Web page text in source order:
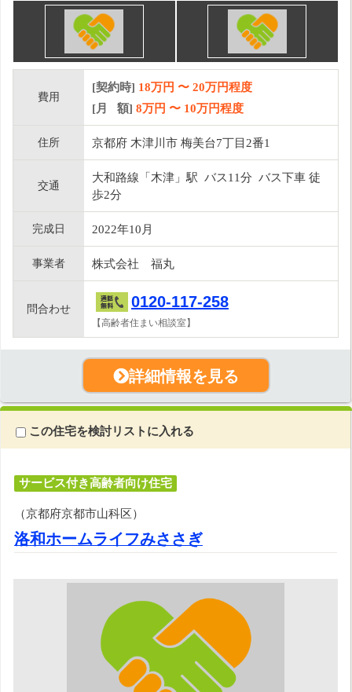
費用
[契約時] 18万円 〜 20万円程度
[月 額] 8万円 〜 10万円程度
住所 京都府 木津川市 梅美台7丁目2番1
交通
大和路線「木津」駅 バス11分 バス下車 徒
歩2分
完成日 2022年10月
事業者 株式会社 福丸
問合わせ 0120-117-258
【高齢者住まい相談室】
詳細情報を見る
この住宅を検討リストに入れる
サービス付き高齢者向け住宅
（京都府京都市山科区）
洛和ホームライフみささぎ